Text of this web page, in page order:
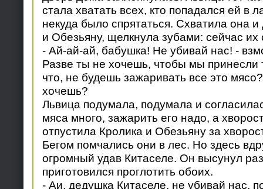
стала хватать всех, кто попадался ей в
некуда было спрятаться. Схватила она и
и Обезьяну, щелкнула зубами: сейчас их
- Ай-ай-ай, бабушка! Не убивай нас! -
Разве ты не хочешь, чтобы мы принесли
что, не будешь зажаривать все это
хочешь?
Львица подумала, подумала и
мяса много, зажарить его надо, а
отпустила Кролика и Обезьяну за
Бегом помчались они в лес. Но здесь
огромный удав Китаселе. Он высунул
приготовился проглотить обоих.
- Аи, дедушка Китаселе, не убивай нас,